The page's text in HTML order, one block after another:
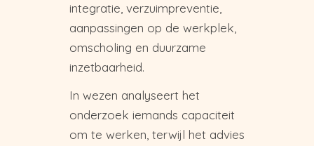
integratie, verzuimpreventie,
aanpassingen op de werkplek,
omscholing en duurzame
inzetbaarheid.
In wezen analyseert het
onderzoek iemands capaciteit
om te werken, terwijl het advies